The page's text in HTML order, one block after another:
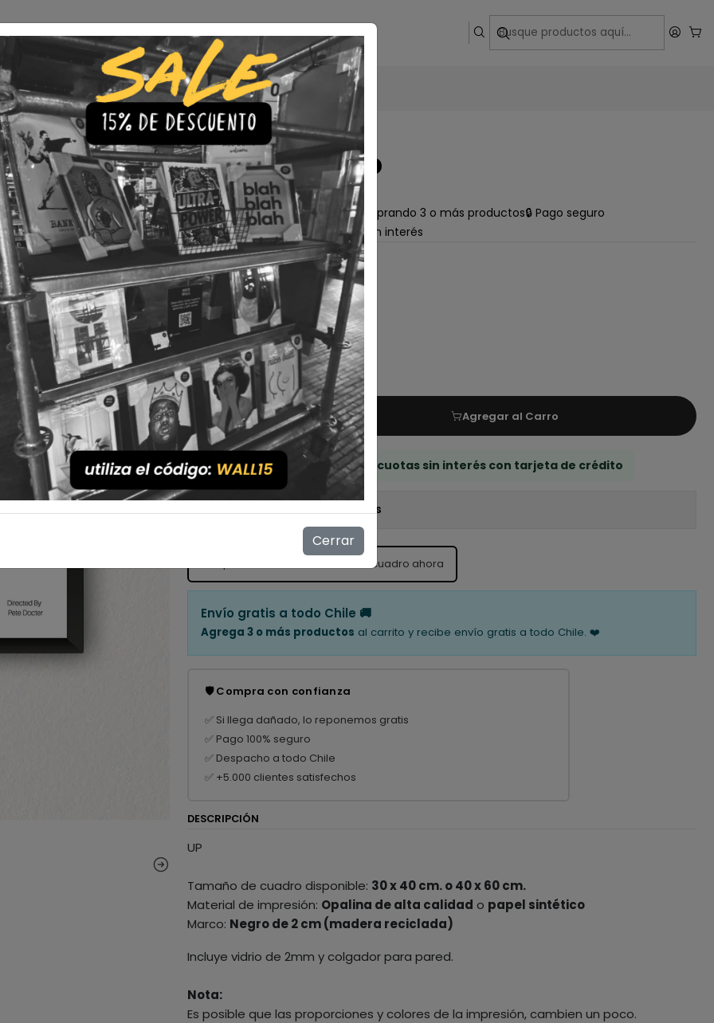
IluminaciónPrecios de cuadros & láminasPlazos de Entrega
|Cuadro UP
🇨🇱 Envío gratis a todo Chile comprando 3 o más productos🔒 Pago seguro
💎 Calidad Premium💳 3 Cuotas sin interés
TAMAÑO
30x40 40x60
COLOR
Blanco Negro
LÁMINA
Con Marco Sin Marco
Cantidad
Agregar al Carro
💳 Compra ahora y paga en 3 cuotas sin interés con tarjeta de crédito
Mostrar stock de ubicaciones
personas están viendo este cuadro ahora
Envío gratis a todo Chile 🚚
Agrega 3 o más productos al carrito y recibe envío gratis a todo Chile. ❤️
🛡️ Compra con confianza
✅ Si llega dañado, lo reponemos gratis
✅ Pago 100% seguro
✅ Despacho a todo Chile
✅ +5.000 clientes satisfechos
DESCRIPCIÓN
UP
Tamaño de cuadro disponible: 30 x 40 cm. o 40 x 60 cm.
Material de impresión: Opalina de alta calidad o papel sintético
Marco: Negro de 2 cm (madera reciclada)
Incluye vidrio de 2mm y colgador para pared.
Nota:
Es posible que las proporciones y colores de la impresión, cambien un poco.
Cerrar